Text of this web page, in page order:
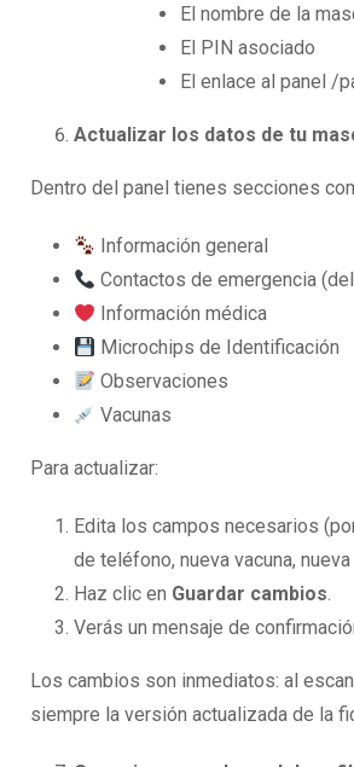
El nombre de la
El PIN asociado
El enlace al panel /
Actualizar los datos de tu
Dentro del panel tienes secciones
Información general
Contactos de emergencia
Información médica
Microchips de Identificación
Observaciones
Vacunas
Para actualizar:
Edita los campos necesarios
de teléfono, nueva vacuna,
Haz clic en Guardar cambios.
Verás un mensaje de
Los cambios son inmediatos: al
siempre la versión actualizada de la